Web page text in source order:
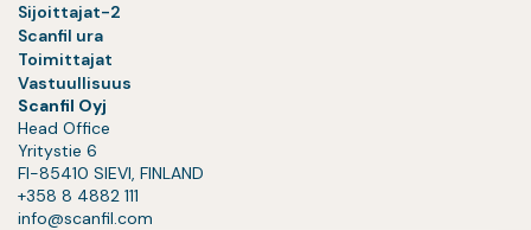
Sijoittajat-2
Scanfil ura
Toimittajat
Vastuullisuus
Scanfil Oyj
Head Office
Yritystie 6
FI-85410 SIEVI, FINLAND
+358 8 4882 111
info@scanfil.com